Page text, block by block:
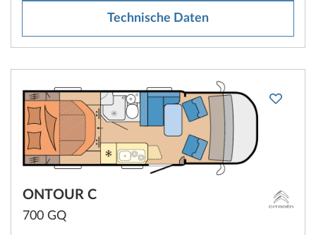
Technische Daten
ONTOUR C
700 GQ